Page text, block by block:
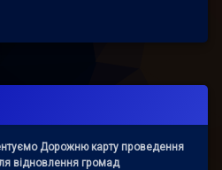
Дорожню карту проведення
відновлення громад